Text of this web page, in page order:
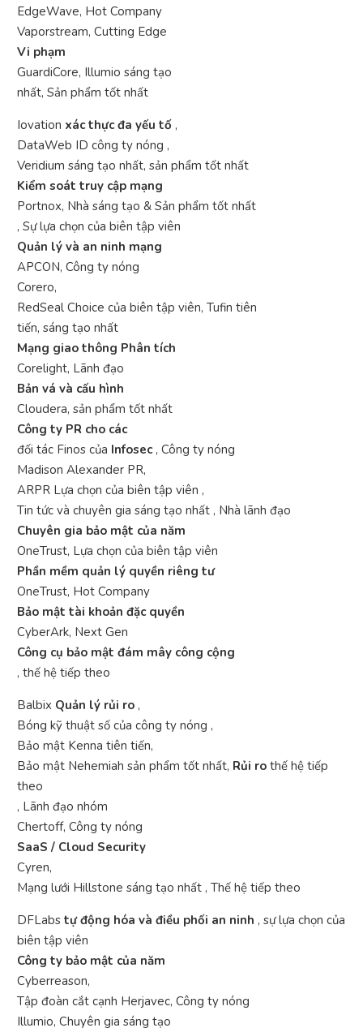
EdgeWave, Hot Company
Vaporstream, Cutting Edge
Vi phạm
GuardiCore, Illumio sáng tạo
nhất, Sản phẩm tốt nhất
Iovation xác thực đa yếu tố ,
DataWeb ID công ty nóng ,
Veridium sáng tạo nhất, sản phẩm tốt nhất
Kiểm soát truy cập mạng
Portnox, Nhà sáng tạo & Sản phẩm tốt nhất
, Sự lựa chọn của biên tập viên
Quản lý và an ninh mạng
APCON, Công ty nóng
Corero,
RedSeal Choice của biên tập viên, Tufin tiên
tiến, sáng tạo nhất
Mạng giao thông Phân tích
Corelight, Lãnh đạo
Bản vá và cấu hình
Cloudera, sản phẩm tốt nhất
Công ty PR cho các
đối tác Finos của Infosec, Công ty nóng
Madison Alexander PR,
ARPR Lựa chọn của biên tập viên ,
Tin tức và chuyên gia sáng tạo nhất , Nhà lãnh đạo
Chuyên gia bảo mật của năm
OneTrust, Lựa chọn của biên tập viên
Phần mềm quản lý quyền riêng tư
OneTrust, Hot Company
Bảo mật tài khoản đặc quyền
CyberArk, Next Gen
Công cụ bảo mật đám mây công cộng
, thế hệ tiếp theo
Balbix Quản lý rủi ro ,
Bóng kỹ thuật số của công ty nóng ,
Bảo mật Kenna tiên tiến,
Bảo mật Nehemiah sản phẩm tốt nhất, Rủi ro thế hệ tiếp
theo
, Lãnh đạo nhóm
Chertoff, Công ty nóng
SaaS / Cloud Security
Cyren,
Mạng lưới Hillstone sáng tạo nhất , Thế hệ tiếp theo
DFLabs tự động hóa và điều phối an ninh , sự lựa chọn của
biên tập viên
Công ty bảo mật của năm
Cyberreason,
Tập đoàn cắt cạnh Herjavec, Công ty nóng
Illumio, Chuyên gia sáng tạo